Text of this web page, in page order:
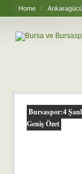
Home Ankaragücü
Bursaspor:4
Geniş Özet